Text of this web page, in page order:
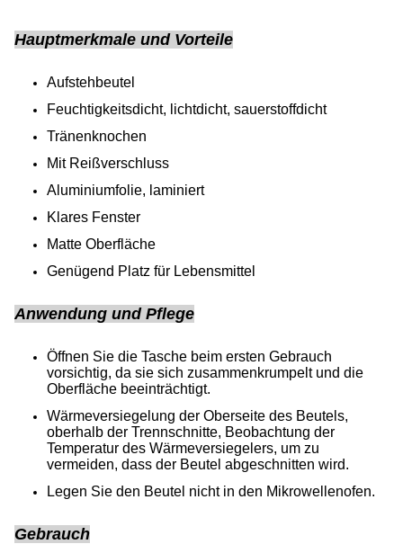
Hauptmerkmale und Vorteile
Aufstehbeutel
Feuchtigkeitsdicht, lichtdicht, sauerstoffdicht
Tränenknochen
Mit Reißverschluss
Aluminiumfolie, laminiert
Klares Fenster
Matte Oberfläche
Genügend Platz für Lebensmittel
Anwendung und Pflege
Öffnen Sie die Tasche beim ersten Gebrauch
vorsichtig, da sie sich zusammenkrumpelt und die
Oberfläche beeinträchtigt.
Wärmeversiegelung der Oberseite des Beutels,
oberhalb der Trennschnitte, Beobachtung der
Temperatur des Wärmeversiegelers, um zu
vermeiden, dass der Beutel abgeschnitten wird.
Legen Sie den Beutel nicht in den Mikrowellenofen.
Gebrauch